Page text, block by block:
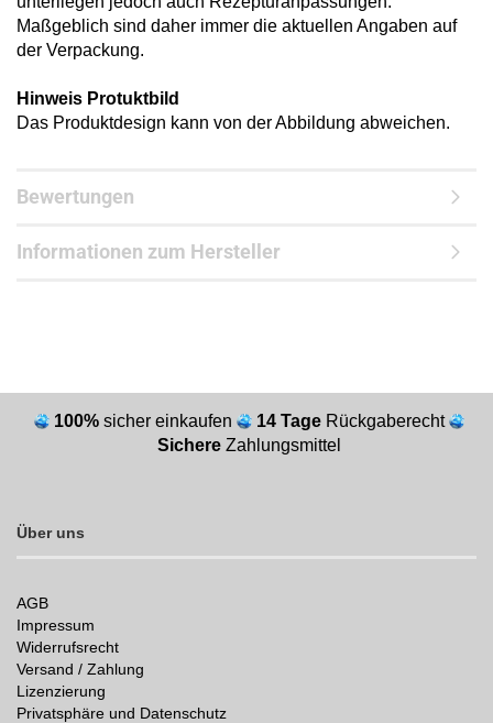
Maßgeblich sind daher immer die aktuellen Angaben auf
der Verpackung.
Hinweis Protuktbild
Das Produktdesign kann von der Abbildung abweichen.
Bewertungen
Informationen zum Hersteller
100% sicher einkaufen 14 Tage Rückgaberecht
Sichere Zahlungsmittel
Über uns
AGB
Impressum
Widerrufsrecht
Versand / Zahlung
Lizenzierung
Privatsphäre und Datenschutz